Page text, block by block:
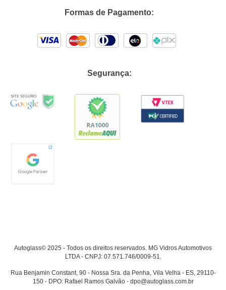
Formas de Pagamento:
Segurança:
Autoglass© 2025 - Todos os direitos reservados. MG Vidros Automotivos
LTDA - CNPJ: 07.571.746/0009-51.
Rua Benjamin Constant, 90 - Nossa Sra. da Penha, Vila Velha - ES, 29110-
150 - DPO: Rafael Ramos Galvão - dpo@autoglass.com.br